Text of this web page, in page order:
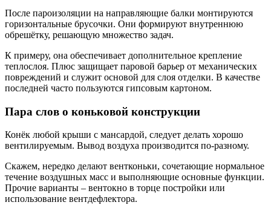
После пароизоляции на направляющие балки монтируются
горизонтальные брусочки. Они формируют внутреннюю
обрешётку, решающую множество задач.
К примеру, она обеспечивает дополнительное крепление
теплослоя. Плюс защищает паровой барьер от механических
повреждений и служит основой для слоя отделки. В качестве
последней часто пользуются гипсовым картоном.
Пара слов о коньковой конструкции
Конёк любой крыши с мансардой, следует делать хорошо
вентилируемым. Вывод воздуха производится по-разному.
Скажем, нередко делают вентконьки, сочетающие нормальное
течение воздушных масс и выполняющие основные функции.
Прочие варианты – вентокно в торце постройки или
использование вентдефлектора.